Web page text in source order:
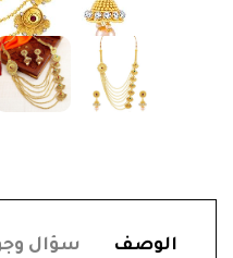
الوصف سؤال